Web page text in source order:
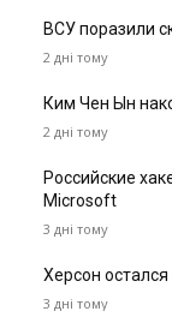
ВСУ поразили
2 дні тому
Ким Чен Ын
2 дні тому
Российские
Microsoft
3 дні тому
Херсон
3 дні тому